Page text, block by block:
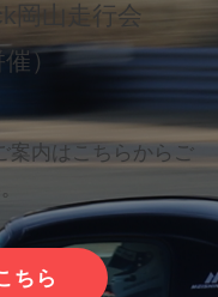
岡山走行会
）
案内はこちらからご
ちら